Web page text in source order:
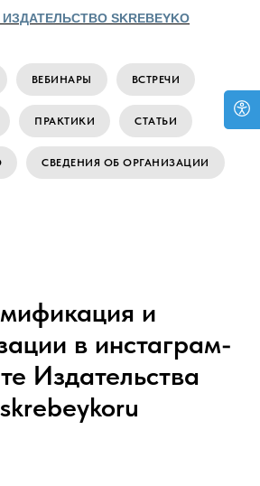
SKREBEYKO
ВЕБИНАРЫ ВСТРЕЧИ
ПРАКТИКИ СТАТЬИ
СВЕДЕНИЯ ОБ ОРГАНИЗАЦИИ
и
в инстаграм-
Издательства